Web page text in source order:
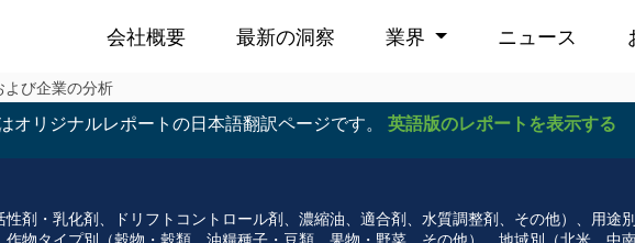
会社概要 最新の洞察 業界 ニュース
び企業の分析
オリジナルレポートの日本語翻訳ページです。 英語版のレポートを表示する
剤・乳化剤、ドリフトコントロール剤、濃縮油、適合剤、水質調整剤、その他）、用途